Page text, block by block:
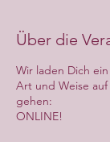
Über die
Wir laden Dich
Art und Weise
gehen:
ONLINE!